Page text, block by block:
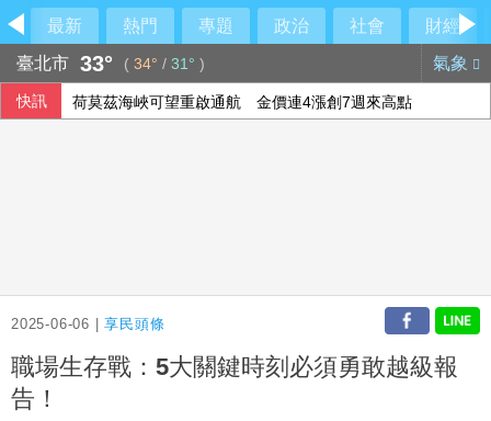
最新 熱門 專題 政治 社會
財經
臺北市 33° ( 34° / 31° ) 氣象
快訊 荷莫茲海峽可望重啟通航 金價連4漲創7週來高點
2025-06-06 |享民頭條
職場生存戰：5大關鍵時刻必須勇敢越級報
告！